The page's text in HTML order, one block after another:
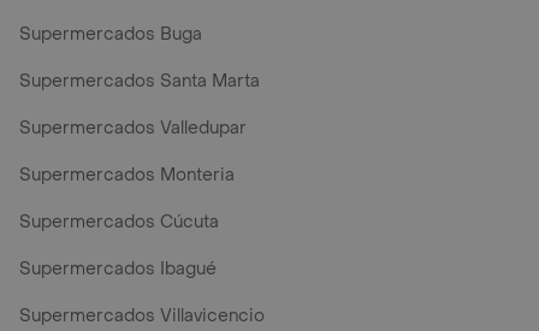
Supermercados Buga
Supermercados Santa Marta
Supermercados Valledupar
Supermercados Monteria
Supermercados Cúcuta
Supermercados Ibagué
Supermercados Villavicencio